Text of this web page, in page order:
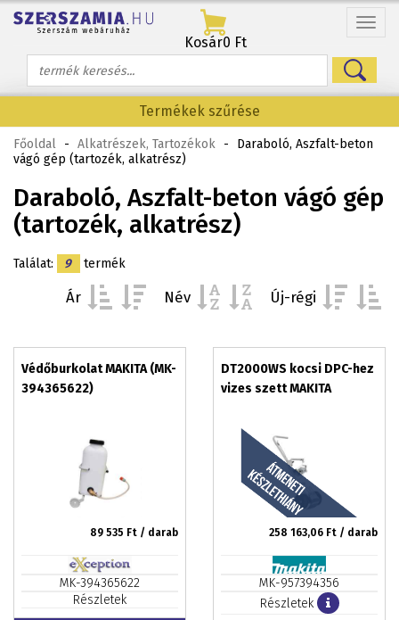
Menü
Kosár0 Ft
Termékek szűrése
Főoldal - Alkatrészek, Tartozékok -
Daraboló, Aszfalt-beton
vágó gép (tartozék, alkatrész)
Daraboló, Aszfalt-beton vágó gép
(tartozék, alkatrész)
Találat: 9 termék
Ár Név Új-régi
Védőburkolat MAKITA (MK-
394365622)
89 535 Ft / darab
MK-394365622
Részletek
DT2000WS kocsi DPC-hez
vizes szett MAKITA
258 163,06 Ft / darab
MK-957394356
Részletek